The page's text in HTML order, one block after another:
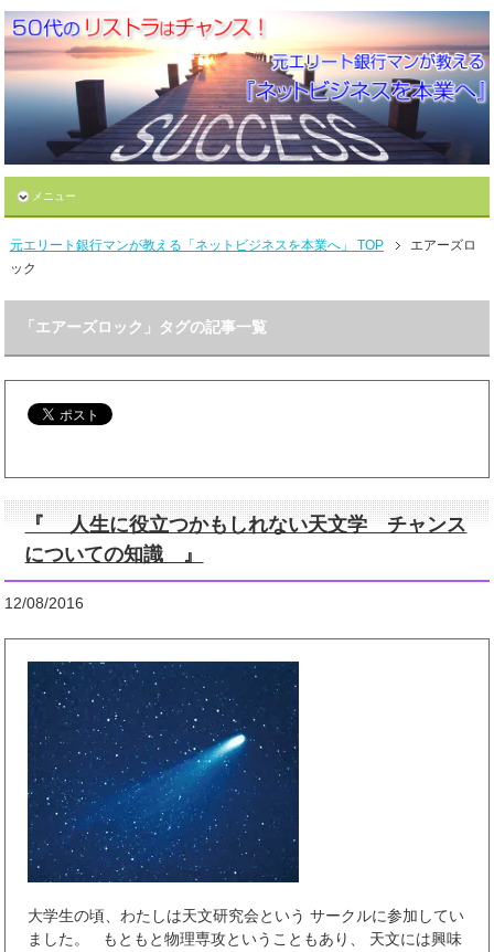
メニュー
元エリート銀行マンが教える「ネットビジネスを本業へ」 TOP
エアーズロ
ック
「エアーズロック」タグの記事一覧
『 人生に役立つかもしれない天文学 チャンス
についての知識 』
12/08/2016
大学生の頃、わたしは天文研究会という サークルに参加してい
ました。 もともと物理専攻ということもあり、 天文には興味